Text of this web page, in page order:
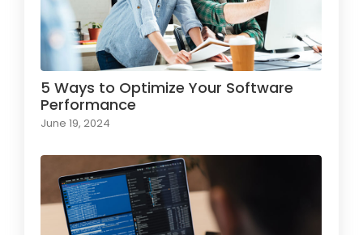
5 Ways to Optimize Your Software
Performance
June 19, 2024